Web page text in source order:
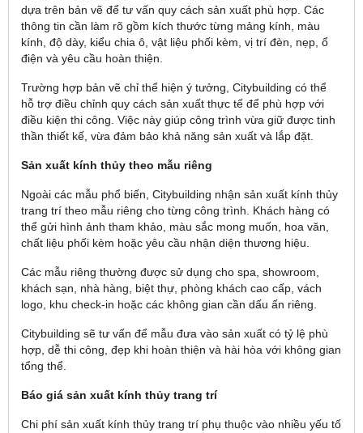
dựa trên bản vẽ để tư vấn quy cách sản xuất phù hợp. Các
thông tin cần làm rõ gồm kích thước từng mảng kính, màu
kính, độ dày, kiểu chia ô, vật liệu phối kèm, vị trí đèn, nẹp, ổ
điện và yêu cầu hoàn thiện.
Trường hợp bản vẽ chỉ thể hiện ý tưởng, Citybuilding có thể
hỗ trợ điều chỉnh quy cách sản xuất thực tế để phù hợp với
điều kiện thi công. Việc này giúp công trình vừa giữ được tinh
thần thiết kế, vừa đảm bảo khả năng sản xuất và lắp đặt.
Sản xuất kính thủy theo mẫu riêng
Ngoài các mẫu phổ biến, Citybuilding nhận sản xuất kính thủy
trang trí theo mẫu riêng cho từng công trình. Khách hàng có
thể gửi hình ảnh tham khảo, màu sắc mong muốn, hoa văn,
chất liệu phối kèm hoặc yêu cầu nhận diện thương hiệu.
Các mẫu riêng thường được sử dụng cho spa, showroom,
khách sạn, nhà hàng, biệt thự, phòng khách cao cấp, vách
logo, khu check-in hoặc các không gian cần dấu ấn riêng.
Citybuilding sẽ tư vấn để mẫu đưa vào sản xuất có tỷ lệ phù
hợp, dễ thi công, đẹp khi hoàn thiện và hài hòa với không gian
tổng thể.
Báo giá sản xuất kính thủy trang trí
Chi phí sản xuất kính thủy trang trí phụ thuộc vào nhiều yếu tố